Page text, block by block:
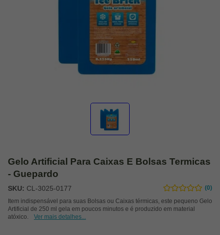
Gelo Artificial Para Caixas E Bolsas Termicas
- Guepardo
SKU: CL-3025-0177
(0)
Item indispensável para suas Bolsas ou Caixas térmicas, este pequeno Gelo
Artificial de 250 ml gela em poucos minutos e é produzido em material
atóxico.
Ver mais detalhes...